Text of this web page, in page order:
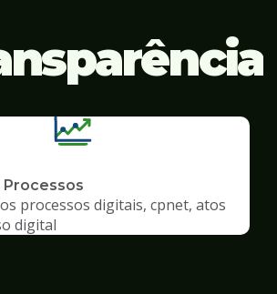
Processos
processos digitais, cpnet, atos
digital